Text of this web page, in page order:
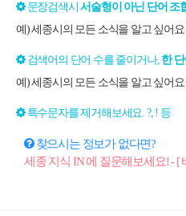
문장검색시서술형이 아닌 단어 조
예) 세종시의 모든 소식을 알고 싶어
검색어의 단어 수를 줄이거나, 한
예) 세종시의 모든 소식을 알고 싶어
특수문자를 제거해보세요. ?, ! 등
찾으시는 정보가 없다면?
세종 지식 IN 에 질문해보세요! - [